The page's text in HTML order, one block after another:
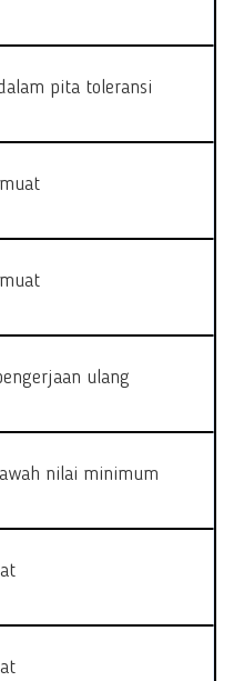
pita toleransi
ulang
nilai minimum